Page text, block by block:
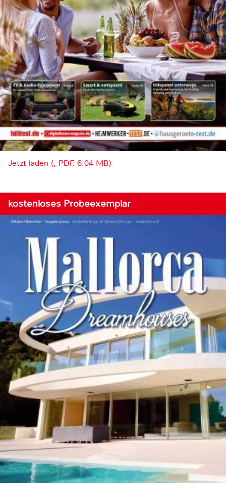
Jetzt laden (, PDF, 6.04 MB)
kostenloses Probeexemplar